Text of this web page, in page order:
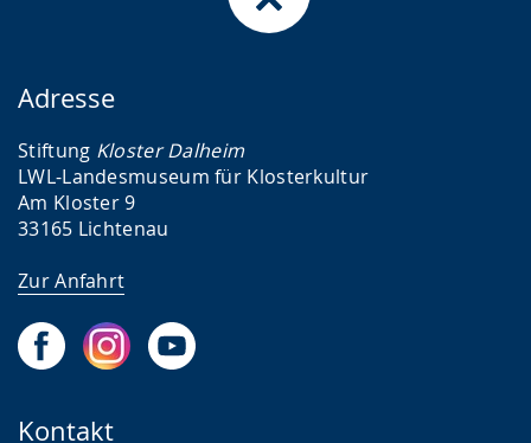
Adresse
Stiftung Kloster Dalheim
LWL-Landesmuseum für Klosterkultur
Am Kloster 9
33165 Lichtenau
Zur Anfahrt
Kontakt